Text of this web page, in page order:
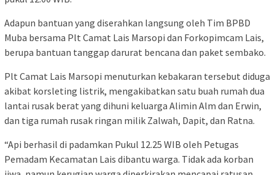
Adapun bantuan yang diserahkan langsung oleh Tim BPBD
Muba bersama Plt Camat Lais Marsopi dan Forkopimcam Lais,
berupa bantuan tanggap darurat bencana dan paket sembako.
Plt Camat Lais Marsopi menuturkan kebakaran tersebut diduga
akibat korsleting listrik, mengakibatkan satu buah rumah dua
lantai rusak berat yang dihuni keluarga Alimin Alm dan Erwin,
dan tiga rumah rusak ringan milik Zalwah, Dapit, dan Ratna.
“Api berhasil di padamkan Pukul 12.25 WIB oleh Petugas
Pemadam Kecamatan Lais dibantu warga. Tidak ada korban